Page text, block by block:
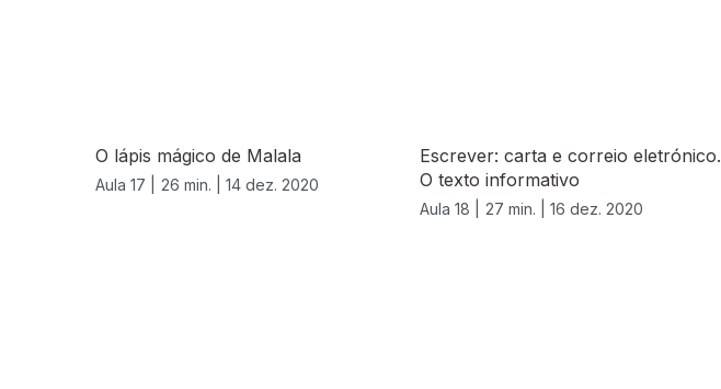
O lápis mágico de Malala
Aula 17 | 26 min. | 14 dez. 2020
Escrever: carta e correio eletrónico.
O texto informativo
Aula 18 | 27 min. | 16 dez. 2020